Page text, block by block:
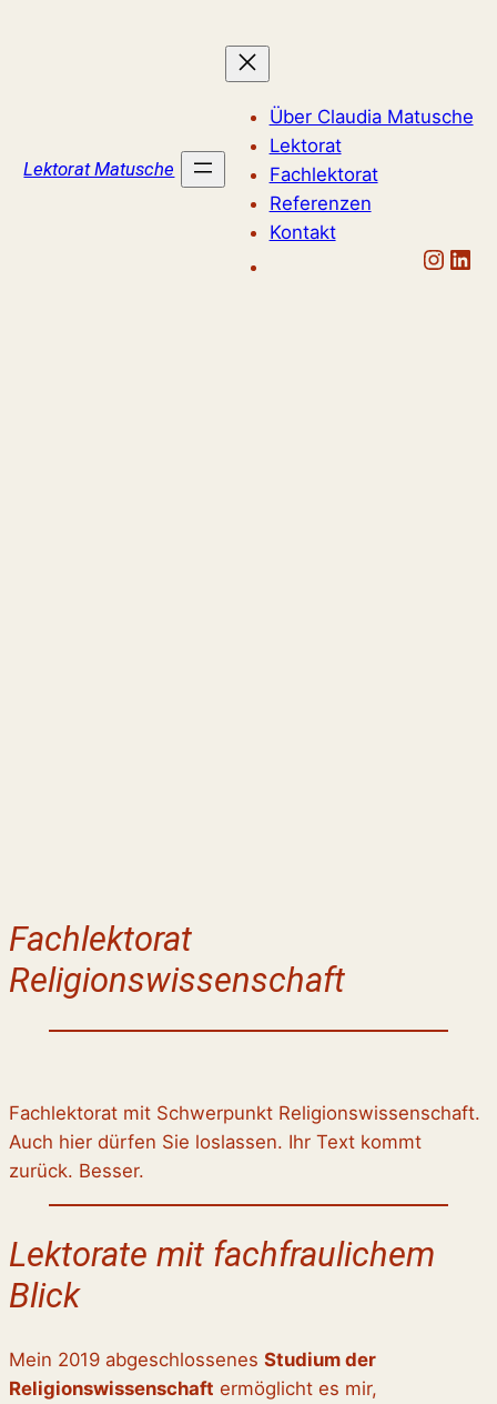
Lektorat Matusche
Über Claudia Matusche
Lektorat
Fachlektorat
Referenzen
Kontakt
ClaudiaClaudia
Fachlektorat
Religionswissenschaft
Fachlektorat mit Schwerpunkt Religionswissenschaft.
Auch hier dürfen Sie loslassen. Ihr Text kommt
zurück. Besser.
Lektorate mit fachfraulichem
Blick
Mein 2019 abgeschlossenes Studium der
Religionswissenschaft ermöglicht es mir,